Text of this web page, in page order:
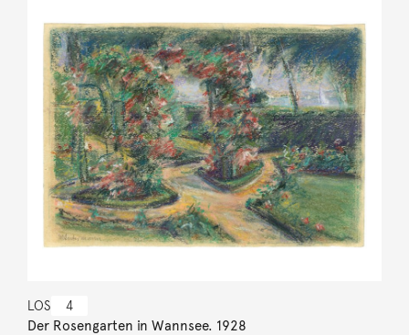
LOS 4
Der Rosengarten in Wannsee. 1928